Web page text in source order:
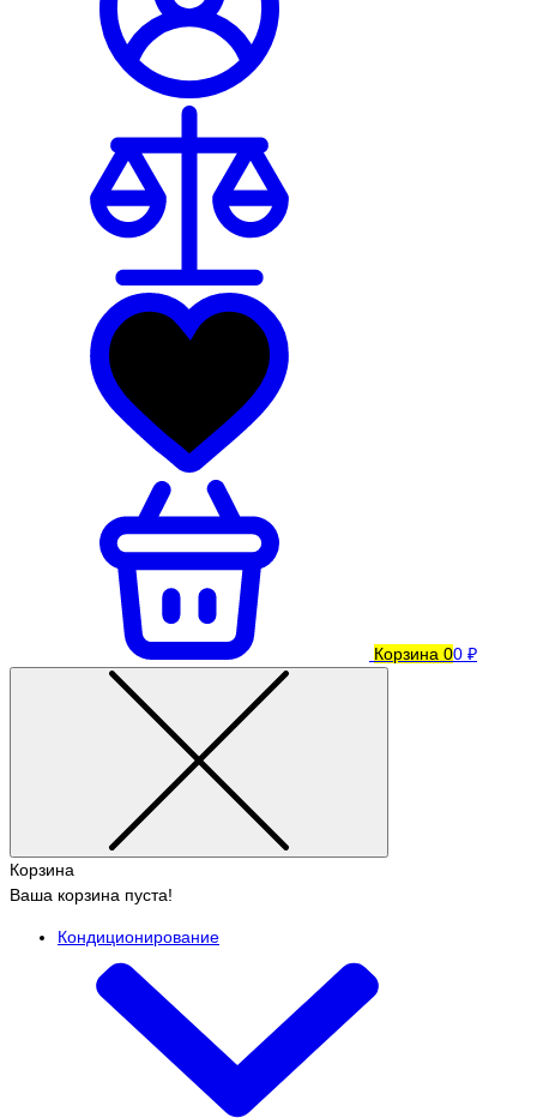
Корзина 00 ₽
Корзина
Ваша корзина пуста!
Кондиционирование